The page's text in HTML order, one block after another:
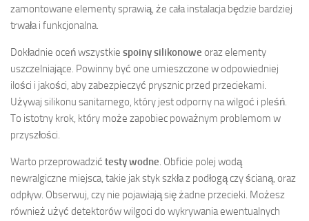
zamontowane elementy sprawią, że cała instalacja będzie bardziej
trwała i funkcjonalna.
Dokładnie oceń wszystkie spoiny silikonowe oraz elementy
uszczelniające. Powinny być one umieszczone w odpowiedniej
ilości i jakości, aby zabezpieczyć prysznic przed przeciekami.
Używaj silikonu sanitarnego, który jest odporny na wilgoć i pleśń.
To istotny krok, który może zapobiec poważnym problemom w
przyszłości.
Warto przeprowadzić testy wodne. Obficie polej wodą
newralgiczne miejsca, takie jak styk szkła z podłogą czy ścianą, oraz
odpływ. Obserwuj, czy nie pojawiają się żadne przecieki. Możesz
również użyć detektorów wilgoci do wykrywania ewentualnych